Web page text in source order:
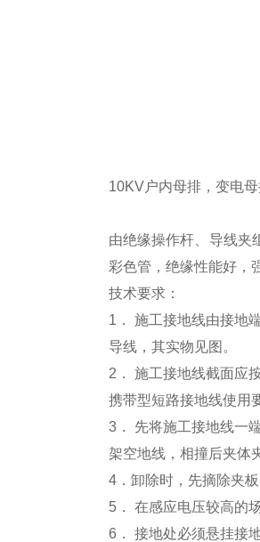
10KV户内母排，变电
由绝缘操作杆、导线夹
彩色管，绝缘性能好，
技术要求：
1． 施工接地线由接地
导线，其实物见图。
2． 施工接地线截面应
携带型短路接地线使用
3． 先将施工接地线一
架空地线，相撞后夹体
4． 卸除时，先摘除夹
5． 在感应电压较高的
6． 接地处必须悬挂接